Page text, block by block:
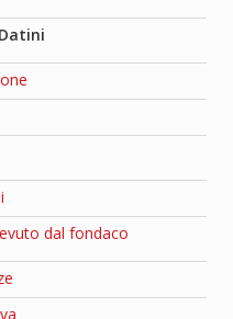
dal fondaco